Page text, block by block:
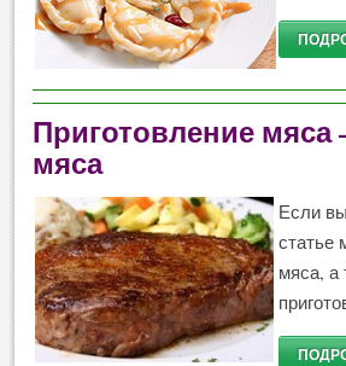
Приготовление мяса
мяса
Если
статье
мяса, а